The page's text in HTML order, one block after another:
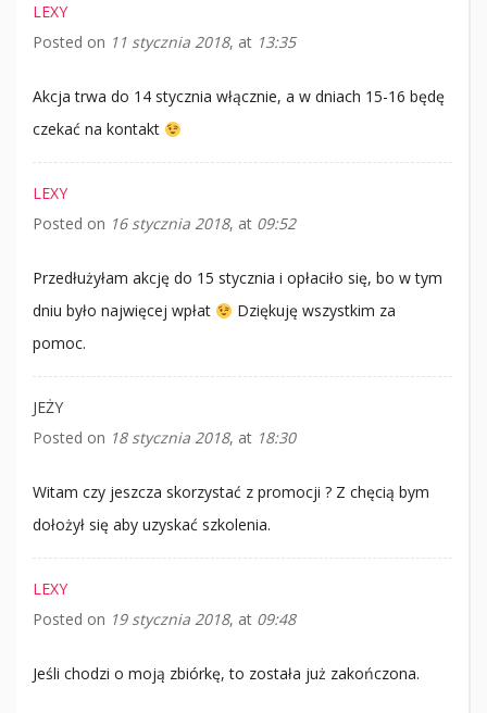
LEXY
Posted on 11 stycznia 2018 at 13:35
Akcja trwa do 14 stycznia włącznie, a w dniach 15-16 będę
czekać na kontakt
LEXY
Posted on 16 stycznia 2018 at 09:52
Przedłużyłam akcję do 15 stycznia i opłaciło się, bo w tym
dniu było najwięcej wpłat
Dziękuję wszystkim za
pomoc.
JEŻY
Posted on 18 stycznia 2018 at 18:30
Witam czy jeszcza skorzystać z promocji ? Z chęcią bym
dołożył się aby uzyskać szkolenia.
LEXY
Posted on 19 stycznia 2018 at 09:48
Jeśli chodzi o moją zbiórkę, to została już zakończona.